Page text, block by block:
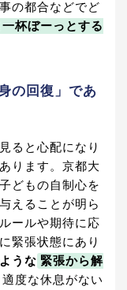
の都合などでど
杯ぼーっとする
の回復」であ
ると心配になり
ります。京都大
どもの自制心を
えることが明ら
ールや期待に応
緊張状態にあり
うな 緊張から解
度な休息がない